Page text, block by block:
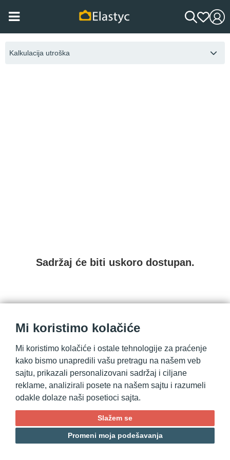
Mi koristimo kolačiće
Mi koristimo kolačiće i ostale tehnologije za praćenje
kako bismo unapredili vašu pretragu na našem veb
sajtu, prikazali personalizovani sadržaj i ciljane
reklame, analizirali posete na našem sajtu i razumeli
odakle dolaze naši posetioci sajta.
Slažem se
Promeni moja podešavanja
Kalkulacija utroška
Sadržaj će biti uskoro dostupan.